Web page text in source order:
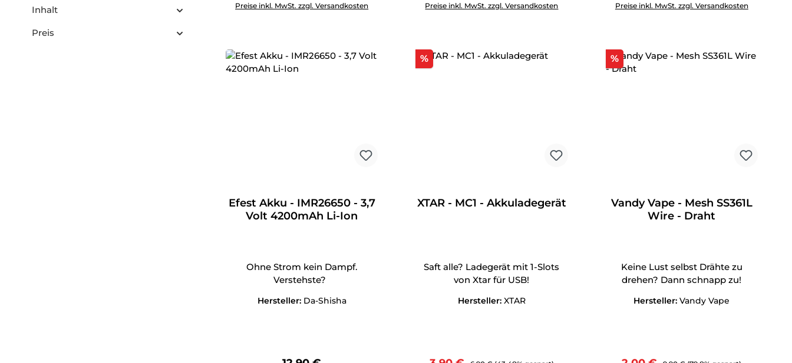
Inhalt
Preis
Preise inkl. MwSt. zzgl. Versandkosten
Preise inkl. MwSt. zzgl. Versandkosten
Preise inkl. MwSt. zzgl. Versandkosten
Efest Akku - IMR26650 - 3,7
Volt 4200mAh Li-Ion
Ohne Strom kein Dampf.
Verstehste?
Hersteller: Da-Shisha
%Rabatt
XTAR - MC1 - Akkuladegerät
Saft alle? Ladegerät mit 1-Slots
von Xtar für USB!
Hersteller: XTAR
Regulärer Preis:
%Rabatt
Vandy Vape - Mesh SS361L
Wire - Draht
Keine Lust selbst Drähte zu
drehen? Dann schnapp zu!
Hersteller:Vandy Vape
Regulärer Preis: